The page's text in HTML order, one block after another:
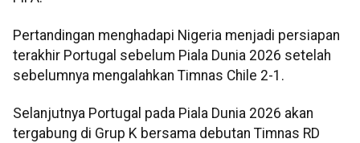
Pertandingan menghadapi Nigeria menjadi persiapan
terakhir Portugal sebelum Piala Dunia 2026 setelah
sebelumnya mengalahkan Timnas Chile 2-1.
Selanjutnya Portugal pada Piala Dunia 2026 akan
tergabung di Grup K bersama debutan Timnas RD